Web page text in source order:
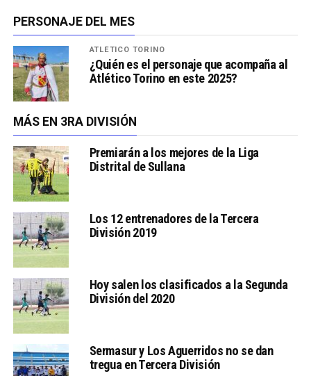
PERSONAJE DEL MES
ATLÉTICO TORINO
¿Quién es el personaje que acompaña al
Atlético Torino en este 2025?
MÁS EN 3RA DIVISIÓN
Premiarán a los mejores de la Liga
Distrital de Sullana
Los 12 entrenadores de la Tercera
División 2019
Hoy salen los clasificados a la Segunda
División del 2020
Sermasur y Los Aguerridos no se dan
tregua en Tercera División